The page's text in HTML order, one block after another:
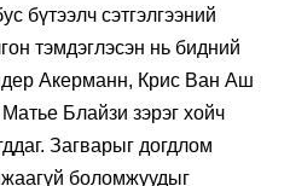
бүтээлч сэтгэлгээний
тэмдэглэсэн нь бидний
Акерманн, Крис Ван Аш
Блайзи зэрэг хойч
Загварыг догдлом
боломжуудыг